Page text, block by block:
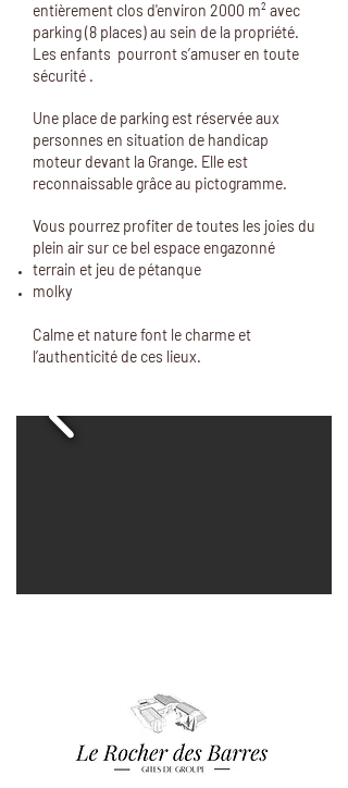
entièrement clos d'environ 2000 m² avec
parking (8 places) au sein de la propriété.
Les enfants pourront s’amuser en toute
sécurité .
Une place de parking est réservée aux
personnes en situation de handicap
moteur devant la Grange. Elle est
reconnaissable grâce au pictogramme.
Vous pourrez profiter de toutes les joies du
plein air sur ce bel espace engazonné
terrain et jeu de pétanque
molky
Calme et nature font le charme et
l’authenticité de ces lieux.